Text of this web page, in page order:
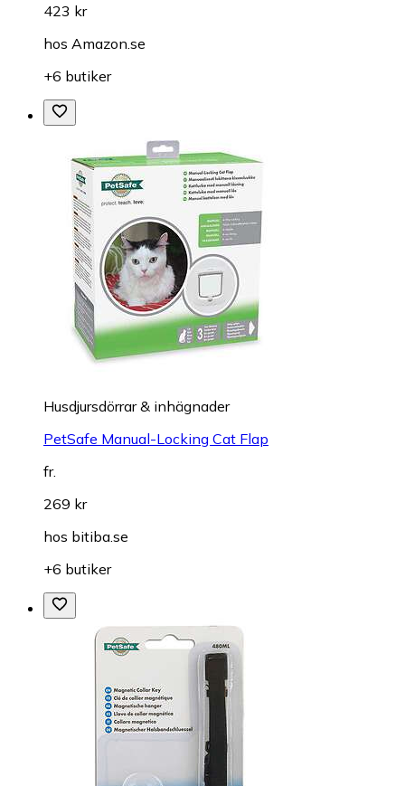
423 kr
hos Amazon.se
+6 butiker
Husdjursdörrar & inhägnader
PetSafe Manual-Locking Cat Flap
fr.
269 kr
hos bitiba.se
+6 butiker